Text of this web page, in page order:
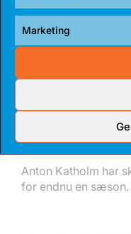
Marketing
TALENT
Anton Katholm har
for endnu en